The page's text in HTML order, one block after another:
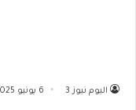
اليوم نيوز 3 6 يونيو 2025 - 2:05 صباحًا